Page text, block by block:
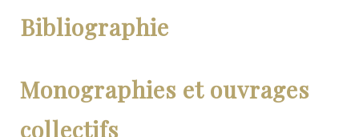
Bibliographie
Monographies et ouvrages
collectifs